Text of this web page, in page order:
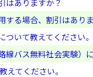
はありますか？
する場合、割引はあり
ついて教えてください。
線バス無料社会実験）
えてください。